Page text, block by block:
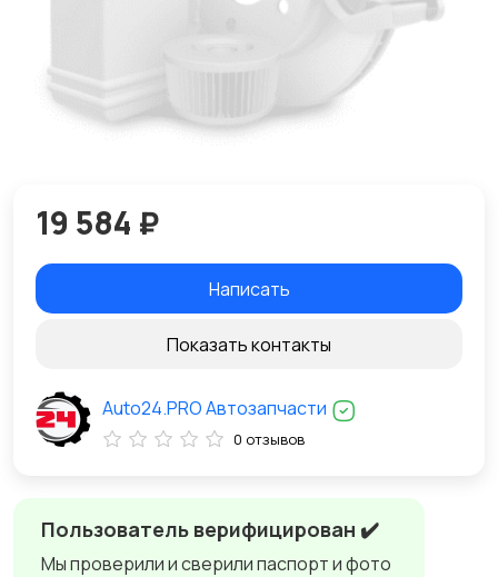
Пользователь верифицирован ✔️
Мы проверили и сверили паспорт и фото
19 584 ₽
Написать
Показать контакты
Auto24.PRO Автозапчасти
0 отзывов